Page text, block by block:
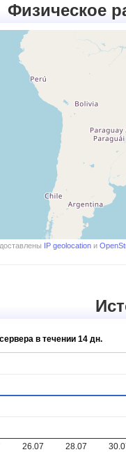
Физическое
IP geolocation и
в течении 14 дн.
26.07 28.07